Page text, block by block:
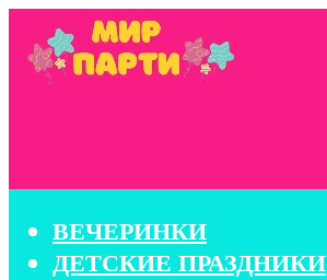
ВЕЧЕРИНКИ
ДЕТСКИЕ ПРАЗДНИКИ